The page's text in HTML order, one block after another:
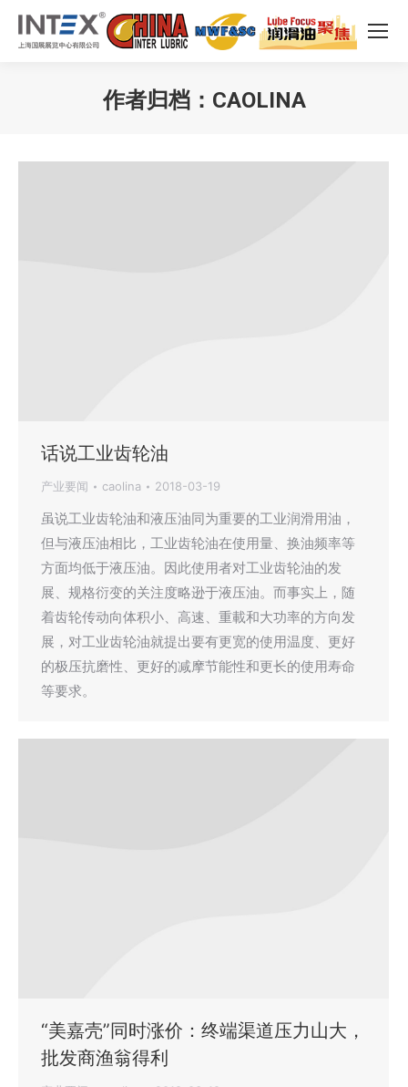
作者归档： CAOLINA
话说工业齿轮油
产业要闻 caolina 2018-03-19
虽说工业齿轮油和液压油同为重要的工业润滑用油，
但与液压油相比，工业齿轮油在使用量、换油频率等
方面均低于液压油。因此使用者对工业齿轮油的发
展、规格衍变的关注度略逊于液压油。而事实上，随
着齿轮传动向体积小、高速、重載和大功率的方向发
展，对工业齿轮油就提出要有更宽的使用温度、更好
的极压抗磨性、更好的减摩节能性和更长的使用寿命
等要求。
“美嘉壳”同时涨价：终端渠道压力山大，
批发商渔翁得利